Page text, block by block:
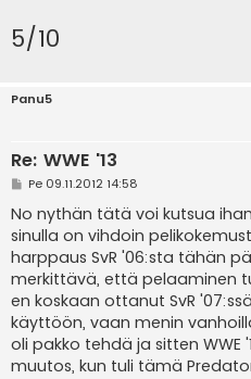
5/10
Panu5
Re: WWE '13
V
e
s
t
i
Pe 09.11.2012 14:58
No nythän tätä voi kutsua
sinulla on vihdoin
harppaus SvR '06:sta tähän
merkittävä, että pelaaminen
en koskaan ottanut SvR
käyttöön, vaan menin
oli pakko tehdä ja sitten WWE
muutos, kun tuli tämä